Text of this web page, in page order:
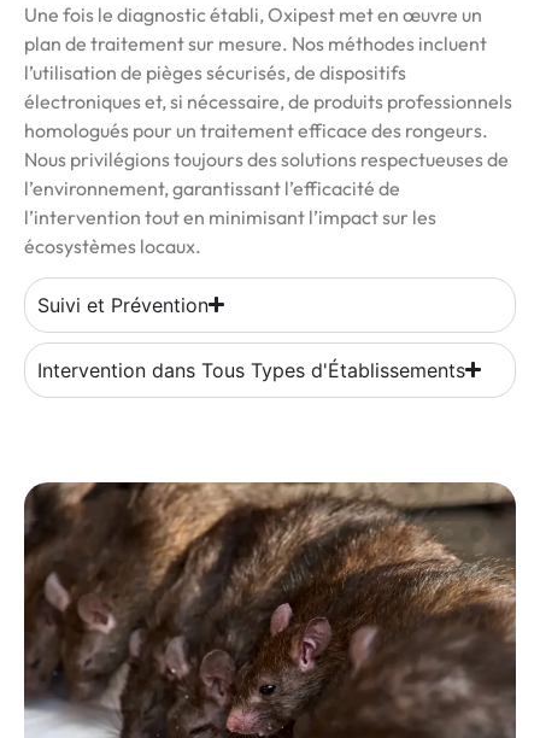
Une fois le diagnostic établi, Oxipest met en œuvre un
plan de traitement sur mesure. Nos méthodes incluent
l’utilisation de pièges sécurisés, de dispositifs
électroniques et, si nécessaire, de produits professionnels
homologués pour un traitement efficace des rongeurs.
Nous privilégions toujours des solutions respectueuses de
l’environnement, garantissant l’efficacité de
l’intervention tout en minimisant l’impact sur les
écosystèmes locaux.
Suivi et Prévention
Intervention dans Tous Types d'Établissements